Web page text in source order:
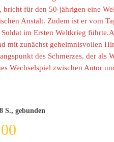
bricht für den 50-jährigen eine
Anstalt. Zudem ist er vom
Soldat im Ersten Weltkrieg
mit zunächst geheimnisvollen
des Schmerzes, der als
Wechselspiel zwischen Autor
S., gebunden